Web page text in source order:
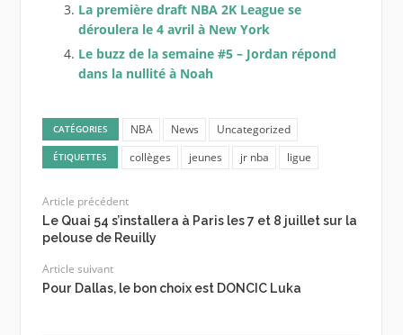
La première draft NBA 2K League se
déroulera le 4 avril à New York
Le buzz de la semaine #5 – Jordan répond
dans la nullité à Noah
CATÉGORIES NBA News Uncategorized
ÉTIQUETTES collèges jeunes jr nba ligue
Article précédent
Le Quai 54 s’installera à Paris les 7 et 8 juillet sur la
pelouse de Reuilly
Article suivant
Pour Dallas, le bon choix est DONCIC Luka